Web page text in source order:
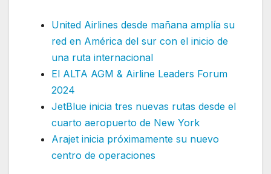
United Airlines desde mañana amplía su
red en América del sur con el inicio de
una ruta internacional
El ALTA AGM & Airline Leaders Forum
2024
JetBlue inicia tres nuevas rutas desde el
cuarto aeropuerto de New York
Arajet inicia próximamente su nuevo
centro de operaciones